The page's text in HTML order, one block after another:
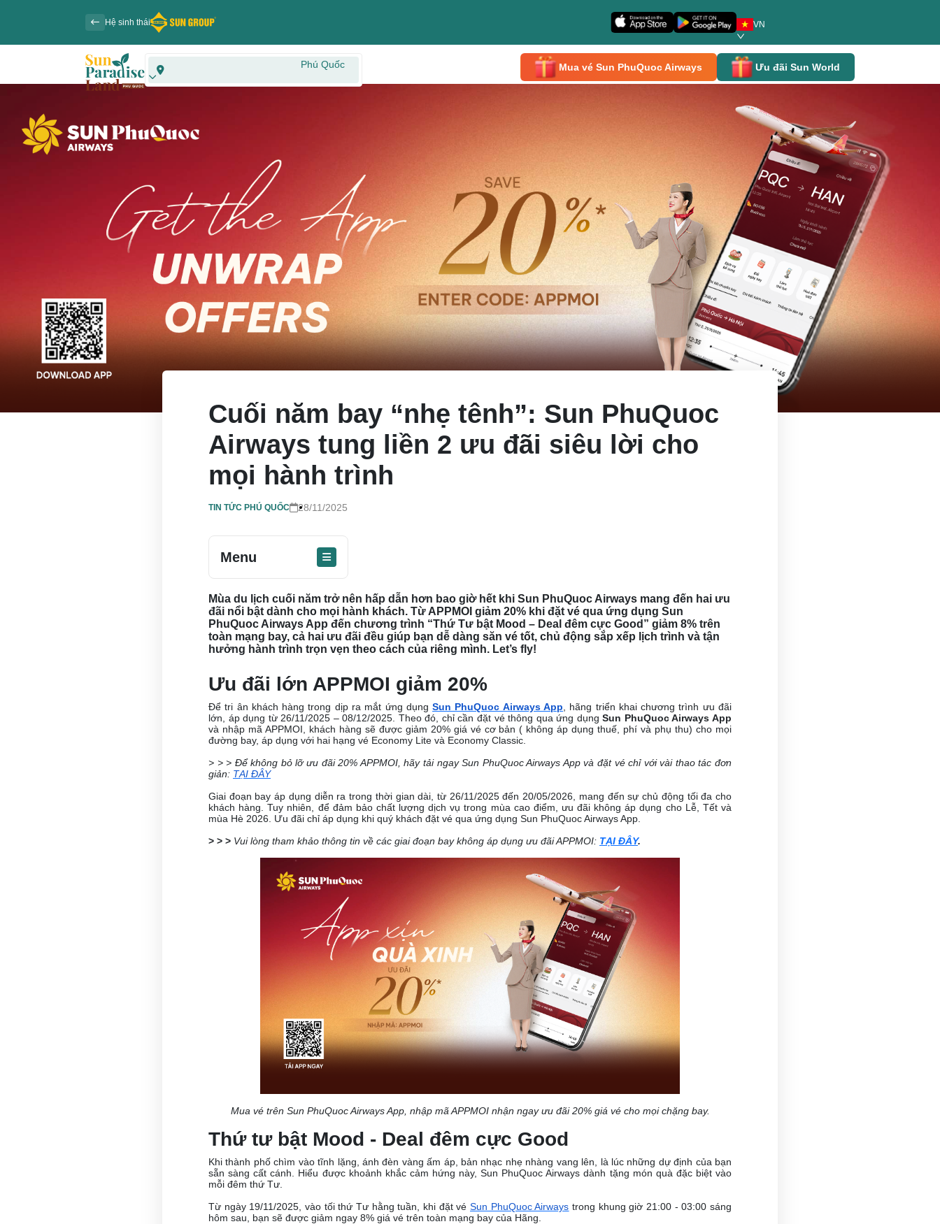
Hệ sinh thái VN
Phú Quốc Mua vé Sun PhuQuoc Airways Ưu đãi Sun World
Cuối năm bay “nhẹ tênh”: Sun PhuQuoc
Airways tung liền 2 ưu đãi siêu lời cho
mọi hành trình
TIN TỨC PHÚ QUỐC 28/11/2025
Menu
Mùa du lịch cuối năm trở nên hấp dẫn hơn bao giờ hết khi Sun PhuQuoc Airways mang đến hai ưu
đãi nổi bật dành cho mọi hành khách. Từ APPMOI giảm 20% khi đặt vé qua ứng dụng Sun
PhuQuoc Airways App đến chương trình “Thứ Tư bật Mood – Deal đêm cực Good” giảm 8% trên
toàn mạng bay, cả hai ưu đãi đều giúp bạn dễ dàng săn vé tốt, chủ động sắp xếp lịch trình và tận
hưởng hành trình trọn vẹn theo cách của riêng mình. Let’s fly!
Ưu đãi lớn APPMOI giảm 20%
Để tri ân khách hàng trong dịp ra mắt ứng dụngSun PhuQuoc Airways App , hãng triển khai chương trình ưu đãi
lớn, áp dụng từ 26/11/2025 – 08/12/2025. Theo đó, chỉ cần đặt vé thông qua ứng dụngSun PhuQuoc Airways App
và nhập mã APPMOI, khách hàng sẽ được giảm 20% giá vé cơ bản ( không áp dụng thuế, phí và phụ thu) cho mọi
đường bay, áp dụng với hai hạng vé Economy Lite và Economy Classic.
> > > Để không bỏ lỡ ưu đãi 20% APPMOI, hãy tải ngay Sun PhuQuoc Airways App và đặt vé chỉ với vài thao tác đơn
giản: TẠI ĐÂY
Giai đoạn bay áp dụng diễn ra trong thời gian dài, từ 26/11/2025 đến 20/05/2026, mang đến sự chủ động tối đa cho
khách hàng. Tuy nhiên, để đảm bảo chất lượng dịch vụ trong mùa cao điểm, ưu đãi không áp dụng cho Lễ, Tết và
mùa Hè 2026. Ưu đãi chỉ áp dụng khi quý khách đặt vé qua ứng dụng Sun PhuQuoc Airways App.
> > > Vui lòng tham khảo thông tin về các giai đoạn bay không áp dụng ưu đãi APPMOI: TẠI ĐÂY.
Mua vé trên Sun PhuQuoc Airways App, nhập mã APPMOI nhận ngay ưu đãi 20% giá vé cho mọi chặng bay.
Thứ tư bật Mood - Deal đêm cực Good
Khi thành phố chìm vào tĩnh lặng, ánh đèn vàng ấm áp, bản nhạc nhẹ nhàng vang lên, là lúc những dự định của bạn
sẵn sàng cất cánh. Hiểu được khoảnh khắc cảm hứng này, Sun PhuQuoc Airways dành tặng món quà đặc biệt vào
mỗi đêm thứ Tư.
Từ ngày 19/11/2025, vào tối thứ Tư hằng tuần, khi đặt vé Sun PhuQuoc Airways trong khung giờ 21:00 - 03:00 sáng
hôm sau, bạn sẽ được giảm ngay 8% giá vé trên toàn mạng bay của Hãng.